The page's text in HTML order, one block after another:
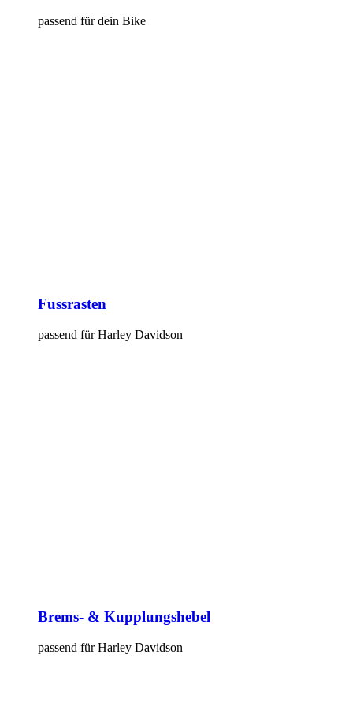
passend für dein Bike
Fussrasten
passend für Harley Davidson
Brems- & Kupplungshebel
passend für Harley Davidson